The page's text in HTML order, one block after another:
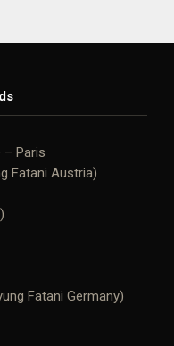
– Paris
Fatani Austria)
Fatani Germany)